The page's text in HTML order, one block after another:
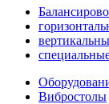
Вибростолы